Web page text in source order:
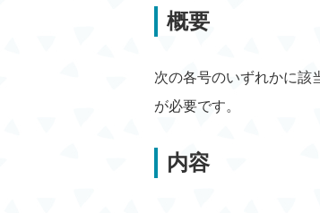
概要
次の各号のいずれかに該
が必要です。
内容